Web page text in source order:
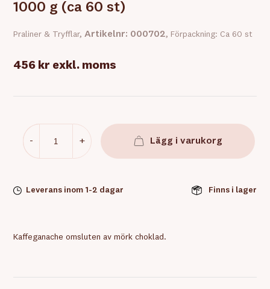
1000 g (ca 60 st)
Praliner & Tryfflar,Artikelnr: 000702, Förpackning: Ca 60 st
456 kr exkl. moms
- + Lägg i varukorg
Leverans inom 1-2 dagar Finns i lager
Kaffeganache omsluten av mörk choklad.